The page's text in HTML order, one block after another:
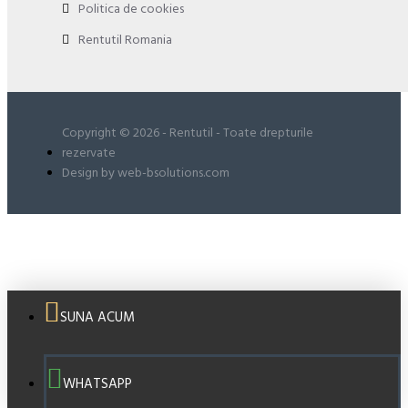
Politica de cookies
Rentutil Romania
Copyright © 2026 - Rentutil - Toate drepturile
rezervate
Design by web-bsolutions.com
SUNA ACUM
WHATSAPP